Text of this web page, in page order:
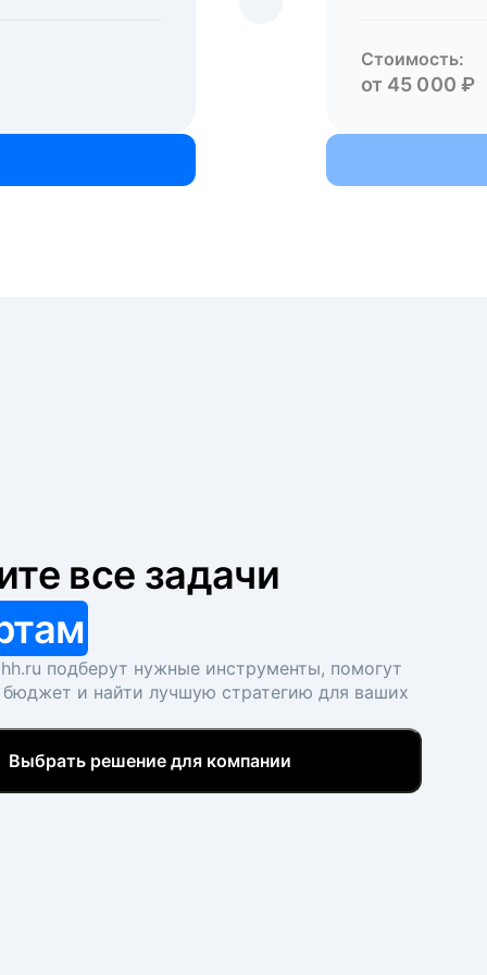
Стоимость:
от 45 000 ₽
все задачи
подберут нужные инструменты, помогут
бюджет и найти лучшую стратегию для ваших
Выбрать решение для компании